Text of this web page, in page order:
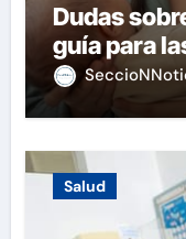
Dudas
guía para
Salud